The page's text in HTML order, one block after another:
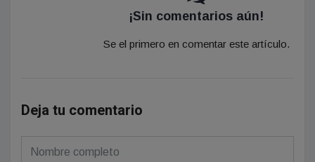
¡Sin comentarios aún!
Se el primero en comentar este artículo.
Deja tu comentario